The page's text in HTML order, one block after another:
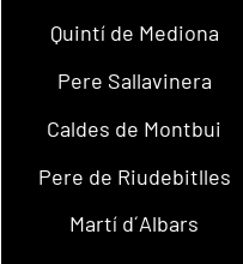
Quintí de Mediona
Pere Sallavinera
Caldes de Montbui
Pere de Riudebitlles
Martí d´Albars